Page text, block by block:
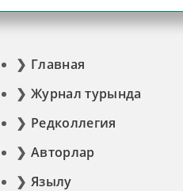
Главная
Журнал турында
Редколлегия
Авторлар
Язылу